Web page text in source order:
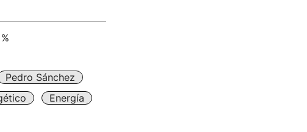
Pedro Sánchez
Energía